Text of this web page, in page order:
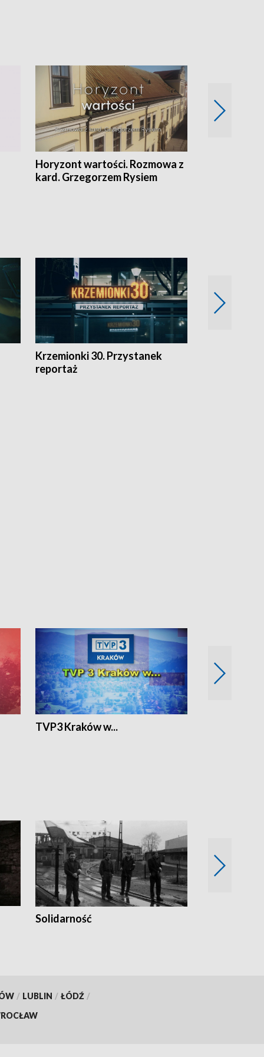
Horyzont wartości. Rozmowa z
kard. Grzegorzem Rysiem
Krzemionki 30. Przystanek
reportaż
TVP3 Kraków w...
Solidarność
/ LUBLIN / ŁÓDŹ /